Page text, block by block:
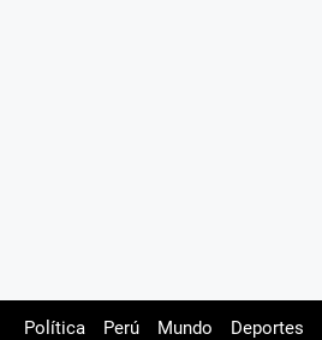
Política Perú Mundo Deportes